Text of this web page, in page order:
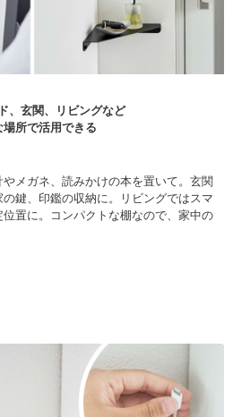
、玄関、リビングなど
場所で活用できる
メガネ、読みかけの本を置いて。玄関
鍵、印鑑の収納に。リビングではスマ
置に。コンパクトな棚なので、家中の